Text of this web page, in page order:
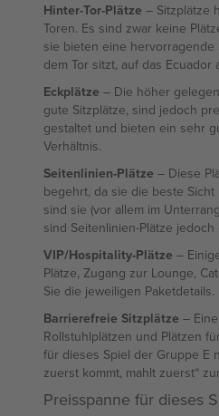
Hinter-Tor-Plätze – Sitzplätze
Toren. Es sind zwar keine
sie bieten eine hervorragende
dem Tor sitzt, auf das Ecuador
Eckplätze – Die höher
gute Sitzplätze, sind jedoch
gestaltet und bieten ein sehr
Verhältnis.
Seitenlinien-Plätze – Diese
begehrt, da sie die beste
sind sie (vor allem im
sind Seitenlinien-Plätze
VIP/Hospitality-Plätze –
Plätze, Zugang zur Lounge,
Sie die jeweiligen Paketdetails.
Barrierefreie Sitzplätze –
Rollstuhlplätzen und Plätzen
für dieses Spiel der Gruppe E
zuerst kommt, mahlt zuerst“
Preisspanne für dieses